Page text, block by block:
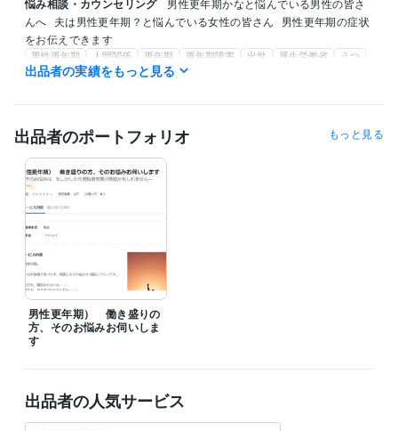
悩み相談・カウンセリング
男性更年期かなと悩んでいる男性の皆さ
んへ 夫は男性更年期？と悩んでいる女性の皆さん
男性更年期の症状
をお伝えできます
男性更年期 人間関係 更年期 更年期障害 出世 厚生労働省
うつ
LOH
ビジネス
出品者の実績をもっと見る
出品者のポートフォリオ もっと見る
男性更年期） 働き盛りの
方、そのお悩みお伺いしま
す
出品者の人気サービス